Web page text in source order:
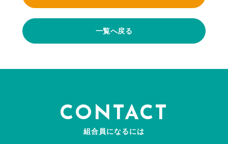
一覧へ戻る
CONTACT
組合員になるには